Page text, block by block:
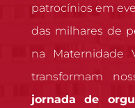
patrocínios em
das milhares de
na Maternidade
transformam
jornada de